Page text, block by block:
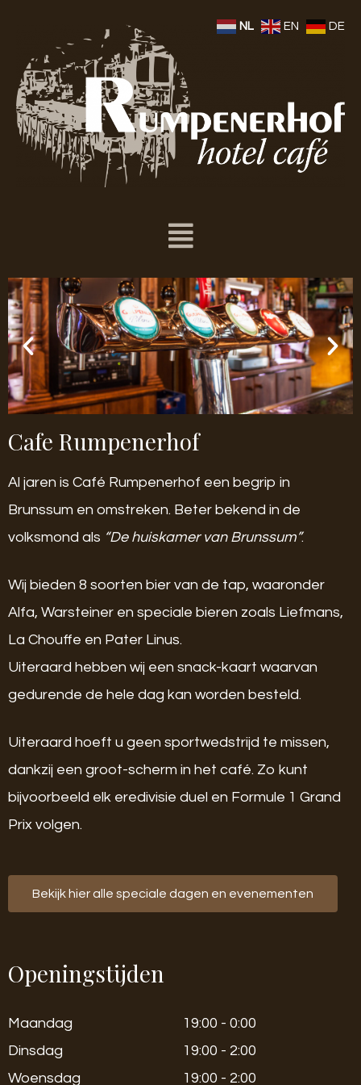
Cafe Rumpenerhof
Al jaren is Café Rumpenerhof een begrip in
Brunssum en omstreken. Beter bekend in de
volksmond als “De huiskamer van Brunssum”.
Wij bieden 8 soorten bier van de tap, waaronder
Alfa, Warsteiner en speciale bieren zoals Liefmans,
La Chouffe en Pater Linus.
Uiteraard hebben wij een snack-kaart waarvan
gedurende de hele dag kan worden besteld.
Uiteraard hoeft u geen sportwedstrijd te missen,
dankzij een groot-scherm in het café. Zo kunt
bijvoorbeeld elk eredivisie duel en Formule 1 Grand
Prix volgen.
Bekijk hier alle speciale dagen en evenementen
Openingstijden
Maandag
Dinsdag
Woensdag
19:00 - 0:00
19:00 - 2:00
19:00 - 2:00
NL EN DE